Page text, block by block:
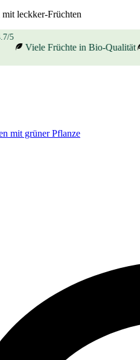
5
Viele Früchte in Bio-Qualität